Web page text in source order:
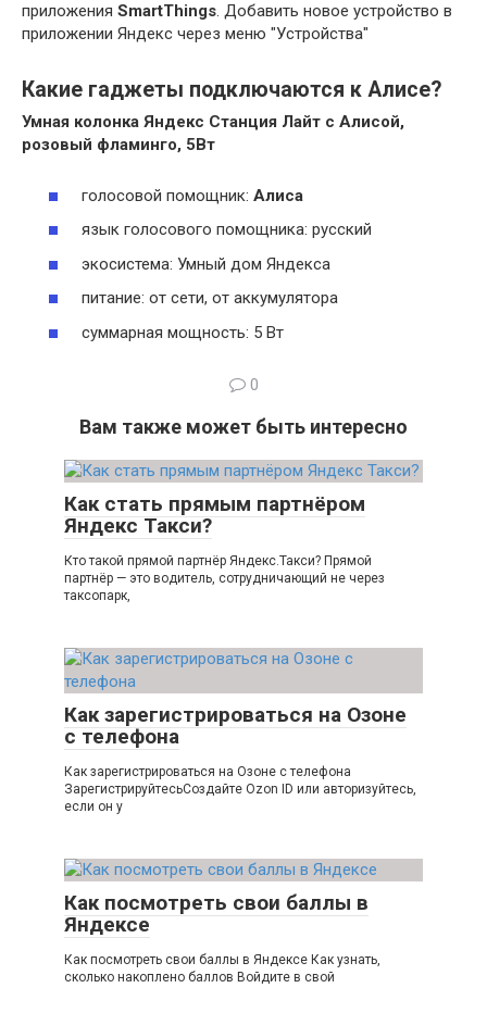
приложения SmartThings. Добавить новое устройство в
приложении Яндекс через меню "Устройства"
Какие гаджеты подключаются к Алисе?
Умная колонка Яндекс Станция Лайт с Алисой,
розовый фламинго, 5Вт
голосовой помощник: Алиса
язык голосового помощника: русский
экосистема: Умный дом Яндекса
питание: от сети, от аккумулятора
суммарная мощность: 5 Вт
0
Вам также может быть интересно
Как стать прямым партнёром
Яндекс Такси?
Кто такой прямой партнёр Яндекс.Такси? Прямой
партнёр — это водитель, сотрудничающий не через
таксопарк,
Как зарегистрироваться на Озоне
с телефона
Как зарегистрироваться на Озоне с телефона
ЗарегистрируйтесьСоздайте Ozon ID или авторизуйтесь,
если он у
Как посмотреть свои баллы в
Яндексе
Как посмотреть свои баллы в Яндексе Как узнать,
сколько накоплено баллов Войдите в свой